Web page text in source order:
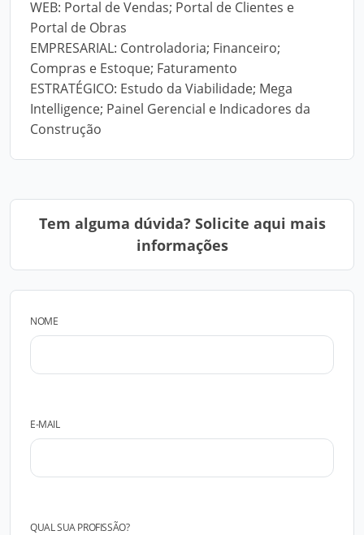
WEB: Portal de Vendas; Portal de Clientes e
Portal de Obras
EMPRESARIAL: Controladoria; Financeiro;
Compras e Estoque; Faturamento
ESTRATÉGICO: Estudo da Viabilidade; Mega
Intelligence; Painel Gerencial e Indicadores da
Construção
Tem alguma dúvida? Solicite aqui mais
informações
NOME
E-MAIL
QUAL SUA PROFISSÃO?